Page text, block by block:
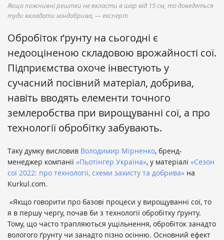
Якщо пожнивні рештки не вкласти в шар від 15 см, то доведеться
туди вкладати міндобрива, — експерт
Обробіток ґрунту на сьогодні є
недооціненою складовою врожайності сої.
Підприємства охоче інвестують у
сучасний посівний матеріал, добрива,
навіть вводять елементи точного
землеробства при вирощуванні сої, а про
технології обробітку забувають.
Таку думку висловив Володимир Мірненко, бренд-
менеджер компанії «Пьотінгер Україна», у матеріалі «Сезон
сої 2022: про технології, схеми захисту та добрива» на
Kurkul.com.
«Якщо говорити про базові процеси у вирощуванні сої, то
я в першу чергу, почав би з технології обробітку ґрунту.
Тому, що часто трапляються ущільнення, обробіток занадто
вологого ґрунту чи занадто пізно осінню. Основний ефект